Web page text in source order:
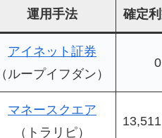
運用手法 確定
アイネット証券
（ループイフダン）
マネースクエア
（トラリピ）